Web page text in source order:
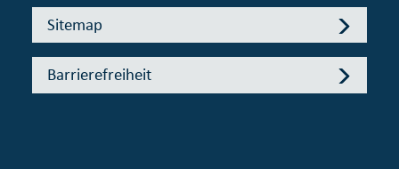
Sitemap
Barrierefreiheit